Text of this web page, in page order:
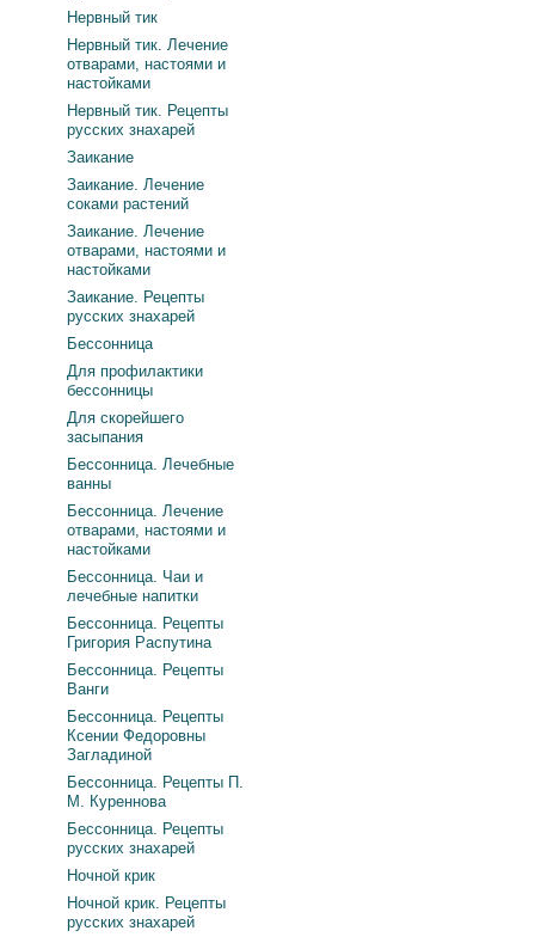
Нервный тик
Нервный тик. Лечение
отварами, настоями и
настойками
Нервный тик. Рецепты
русских знахарей
Заикание
Заикание. Лечение
соками растений
Заикание. Лечение
отварами, настоями и
настойками
Заикание. Рецепты
русских знахарей
Бессонница
Для профилактики
бессонницы
Для скорейшего
засыпания
Бессонница. Лечебные
ванны
Бессонница. Лечение
отварами, настоями и
настойками
Бессонница. Чаи и
лечебные напитки
Бессонница. Рецепты
Григория Распутина
Бессонница. Рецепты
Ванги
Бессонница. Рецепты
Ксении Федоровны
Загладиной
Бессонница. Рецепты П.
М. Куреннова
Бессонница. Рецепты
русских знахарей
Ночной крик
Ночной крик. Рецепты
русских знахарей